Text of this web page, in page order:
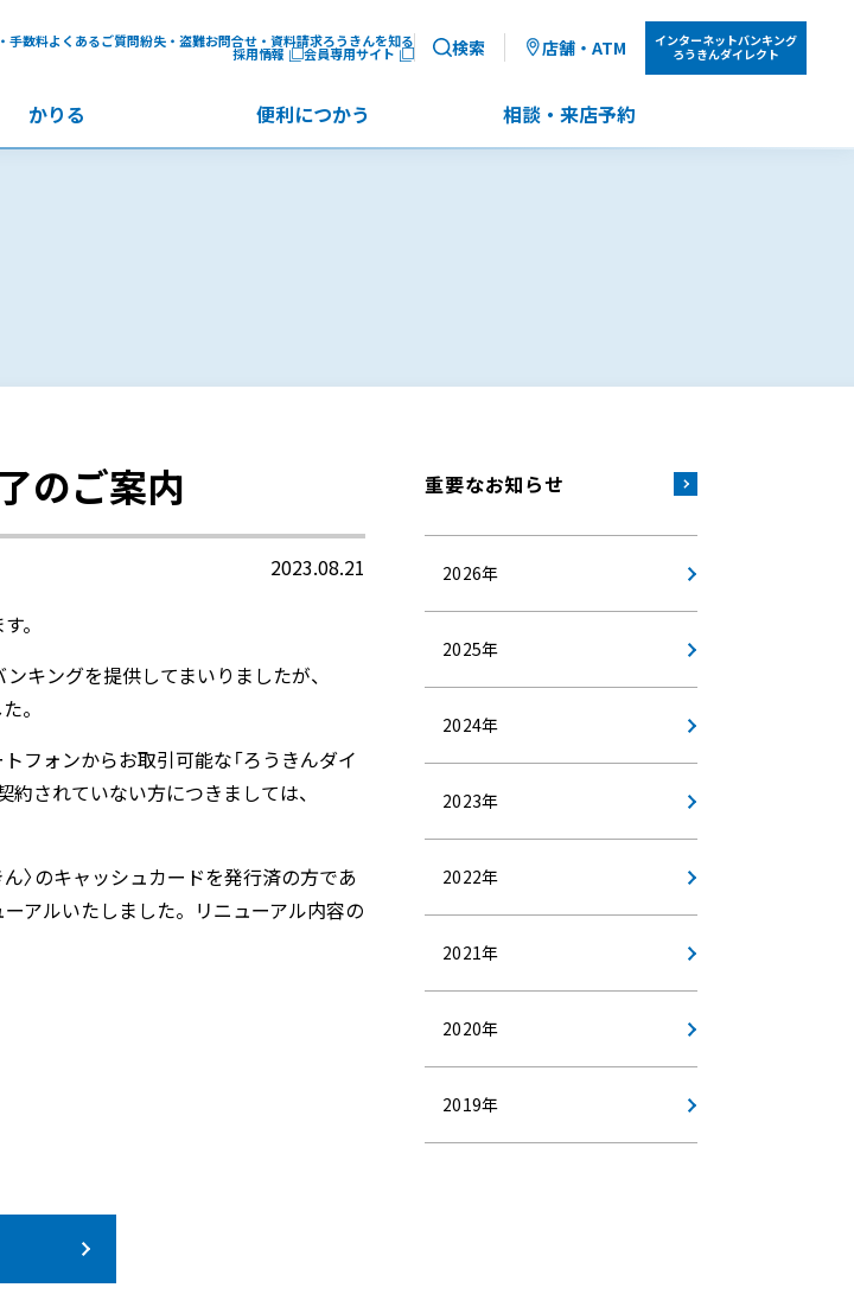
手数料よくあるご質問紛失・盗難お問合せ・資料請求ろうきんを知る
採用情報 会員専用サイト 検索 店舗・ATM インターネットバンキング
ろうきんダイレクト
かりる 便利につかう 相談・来店予約
のご案内
2023.08.21
。
キングを提供してまいりましたが、
。
フォンからお取引可能な「ろうきんダイ
されていない方につきましては、
〉のキャッシュカードを発行済の方であ
アルいたしました。リニューアル内容の
重要なお知らせ
2026年
2025年
2024年
2023年
2022年
2021年
2020年
2019年